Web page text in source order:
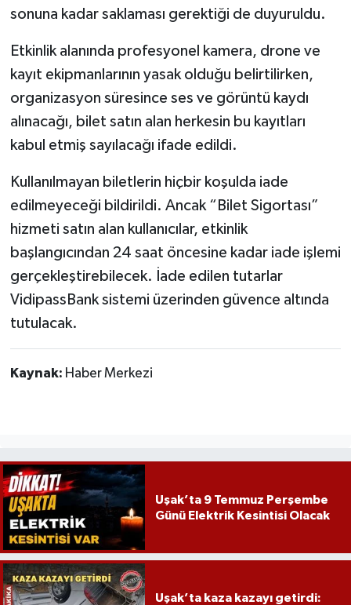
sonuna kadar saklaması gerektiği de duyuruldu.
Etkinlik alanında profesyonel kamera, drone ve
kayıt ekipmanlarının yasak olduğu belirtilirken,
organizasyon süresince ses ve görüntü kaydı
alınacağı, bilet satın alan herkesin bu kayıtları
kabul etmiş sayılacağı ifade edildi.
Kullanılmayan biletlerin hiçbir koşulda iade
edilmeyeceği bildirildi. Ancak “Bilet Sigortası”
hizmeti satın alan kullanıcılar, etkinlik
başlangıcından 24 saat öncesine kadar iade işlemi
gerçekleştirebilecek. İade edilen tutarlar
VidipassBank sistemi üzerinden güvence altında
tutulacak.
Kaynak: Haber Merkezi
Uşak’ta 9 Temmuz Perşembe
Günü Elektrik Kesintisi Olacak
Uşak’ta kaza kazayı getirdi: